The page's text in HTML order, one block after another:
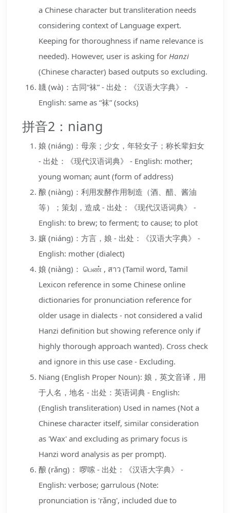
a Chinese character but transliteration needs
considering context of Language expert.
Keeping for thoroughness if name relevance is
needed). However, user is asking for Hanzi
(Chinese character) based outputs so excluding.
韤 (wà)：古同“袜” - 出处：《汉语大字典》 -
English: same as “袜” (socks)
拼音2：niang
娘 (niáng)：母亲；少女，年轻女子；称长辈妇女
- 出处：《现代汉语词典》 - English: mother;
young woman; aunt (form of address)
酿 (niàng)：利用发酵作用制造（酒、醋、酱油
等）；策划，造成 - 出处：《现代汉语词典》 -
English: to brew; to ferment; to cause; to plot
孃 (niáng)：方言，娘 - 出处：《汉语大字典》 -
English: mother (dialect)
娘 (niàng)： பெண் , สาว (Tamil word, Tamil
Lexicon reference in some Chinese online
dictionaries for pronunciation reference for
older usage in dialects - not considered a valid
Hanzi definition but showing reference only if
highly thorough approach wanted). Cross check
and ignore in this use case - Excluding.
Niang (English Proper Noun): 娘，英文音译，用
于人名，地名 - 出处：英语词典 - English:
(English transliteration) Used in names (Not a
Chinese character itself, similar consideration
as 'Wax' and excluding as primary focus is
Hanzi word analysis as per prompt).
酿 (rǎng)： 啰嗦 - 出处：《汉语大字典》 -
English: verbose; garrulous (Note:
pronunciation is 'rǎng', included due to